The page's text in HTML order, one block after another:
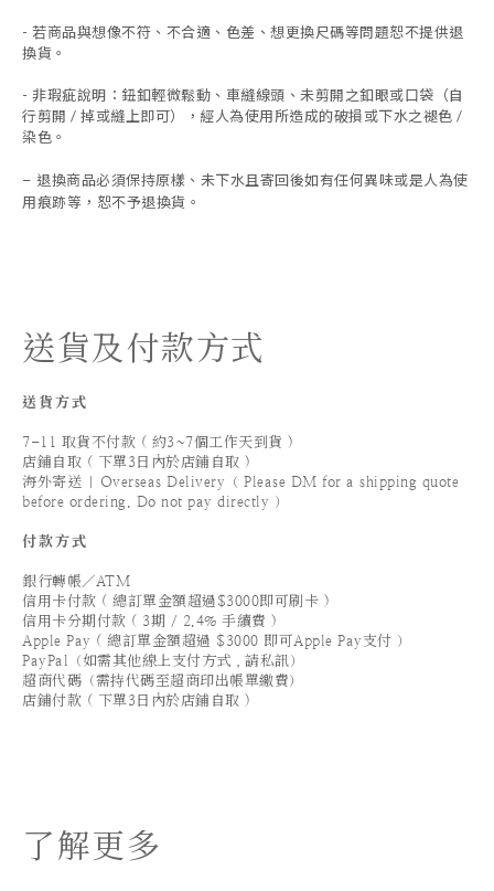
- 若商品與想像不符、不合適、色差、想更換尺碼等問題恕不提供退
換貨。
- 非瑕疵說明：鈕釦輕微鬆動、車縫線頭、未剪開之釦眼或口袋（自
行剪開 / 掉或縫上即可），經人為使用所造成的破損或下水之褪色 /
染色。
- 退換商品必須保持原樣、未下水且寄回後如有任何異味或是人為使
用痕跡等 ， 恕不予退換貨。
送貨及付款方式
送貨方式
7-11 取貨不付款 ( 約3~7個工作天到貨 )
店鋪自取 ( 下單3日內於店鋪自取 )
海外寄送 | Overseas Delivery（ Please DM for a shipping quote
before ordering. Do not pay directly ）
付款方式
銀行轉帳／ATM
信用卡付款 ( 總訂單金額超過$3000即可刷卡 )
信用卡分期付款 ( 3期 / 2.4% 手續費 )
Apple Pay ( 總訂單金額超過 $3000 即可Apple Pay支付 ）
PayPal（如需其他線上支付方式，請私訊）
超商代碼（需持代碼至超商印出帳單繳費）
店鋪付款 ( 下單3日內於店鋪自取 )
了解更多